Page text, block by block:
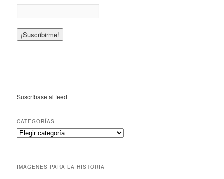
Suscríbase al feed
CATEGORÍAS
IMÁGENES PARA LA HISTORIA